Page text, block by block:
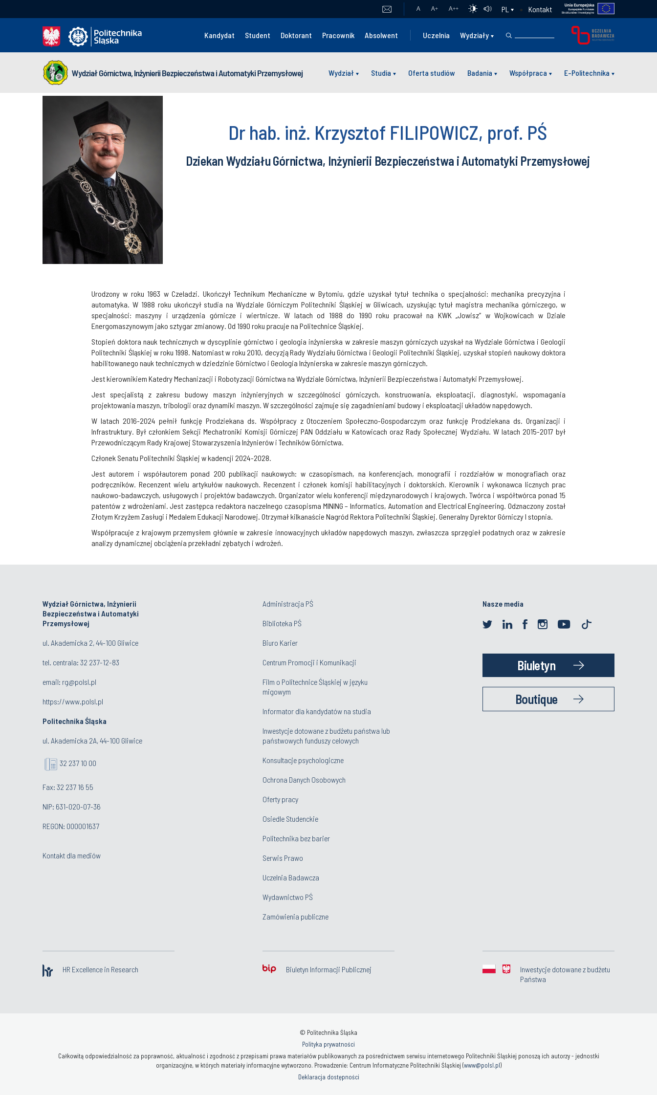
A A+ A++ PL Kontakt
Kandydat Student Doktorant Pracownik Absolwent Uczelnia Wydziały
Wydział Górnictwa, Inżynierii Bezpieczeństwa i Automatyki Przemysłowej Wydział Studia Oferta studiów Badania Współpraca E-Politechnika
Dr hab. inż. Krzysztof FILIPOWICZ, prof. PŚ
Dziekan Wydziału Górnictwa, Inżynierii Bezpieczeństwa i Automatyki Przemysłowej
Urodzony w roku 1963 w Czeladzi. Ukończył Technikum Mechaniczne w Bytomiu, gdzie uzyskał tytuł technika o specjalności: mechanika precyzyjna i
automatyka. W 1988 roku ukończył studia na Wydziale Górniczym Politechniki Śląskiej w Gliwicach, uzyskując tytuł magistra mechanika górniczego, w
specjalności: maszyny i urządzenia górnicze i wiertnicze. W latach od 1988 do 1990 roku pracował na KWK „Jowisz” w Wojkowicach w Dziale
Energomaszynowym jako sztygar zmianowy. Od 1990 roku pracuje na Politechnice Śląskiej.
Stopień doktora nauk technicznych w dyscyplinie górnictwo i geologia inżynierska w zakresie maszyn górniczych uzyskał na Wydziale Górnictwa i Geologii
Politechniki Śląskiej w roku 1998. Natomiast w roku 2010, decyzją Rady Wydziału Górnictwa i Geologii Politechniki Śląskiej, uzyskał stopień naukowy doktora
habilitowanego nauk technicznych w dziedzinie Górnictwo i Geologia Inżynierska w zakresie maszyn górniczych.
Jest kierownikiem Katedry Mechanizacji i Robotyzacji Górnictwa na Wydziale Górnictwa, Inżynierii Bezpieczeństwa i Automatyki Przemysłowej.
Jest specjalistą z zakresu budowy maszyn inżynieryjnych w szczególności górniczych, konstruowania, eksploatacji, diagnostyki, wspomagania
projektowania maszyn, tribologii oraz dynamiki maszyn. W szczególności zajmuje się zagadnieniami budowy i eksploatacji układów napędowych.
W latach 2016-2024 pełnił funkcję Prodziekana ds. Współpracy z Otoczeniem Społeczno-Gospodarczym oraz funkcję Prodziekana ds. Organizacji i
Infrastruktury. Był członkiem Sekcji Mechatroniki Komisji Górniczej PAN Oddziału w Katowicach oraz Rady Społecznej Wydziału. W latach 2015-2017 był
Przewodniczącym Rady Krajowej Stowarzyszenia Inżynierów i Techników Górnictwa.
Członek Senatu Politechniki Śląskiej w kadencji 2024-2028.
Jest autorem i współautorem ponad 200 publikacji naukowych: w czasopismach, na konferencjach, monografii i rozdziałów w monografiach oraz
podręczników. Recenzent wielu artykułów naukowych. Recenzent i członek komisji habilitacyjnych i doktorskich. Kierownik i wykonawca licznych prac
naukowo-badawczych, usługowych i projektów badawczych. Organizator wielu konferencji międzynarodowych i krajowych. Twórca i współtwórca ponad 15
patentów z wdrożeniami. Jest zastępca redaktora naczelnego czasopisma MINING – Informatics, Automation and Electrical Engineering. Odznaczony został
Złotym Krzyżem Zasługi i Medalem Edukacji Narodowej. Otrzymał kilkanaście Nagród Rektora Politechniki Śląskiej. Generalny Dyrektor Górniczy I stopnia.
Współpracuje z krajowym przemysłem głównie w zakresie innowacyjnych układów napędowych maszyn, zwłaszcza sprzęgieł podatnych oraz w zakresie
analizy dynamicznej obciążenia przekładni zębatych i wdrożeń.
Wydział Górnictwa, Inżynierii
Bezpieczeństwa i Automatyki
Przemysłowej
ul. Akademicka 2, 44-100 Gliwice
tel. centrala: 32 237-12-83
email: rg@polsl.pl
https://www.polsl.pl
Politechnika Śląska
ul. Akademicka 2A, 44-100 Gliwice
32 237 10 00
Fax: 32 237 16 55
NIP: 631-020-07-36
REGON: 000001637
Kontakt dla mediów
Administracja PŚ
Biblioteka PŚ
Biuro Karier
Centrum Promocji i Komunikacji
Film o Politechnice Śląskiej w języku
migowym
Informator dla kandydatów na studia
Inwestycje dotowane z budżetu państwa lub
państwowych funduszy celowych
Konsultacje psychologiczne
Ochrona Danych Osobowych
Oferty pracy
Osiedle Studenckie
Politechnika bez barier
Serwis Prawo
Uczelnia Badawcza
Wydawnictwo PŚ
Zamówienia publiczne
Nasze media
Biuletyn
Boutique
HR Excellence in Research Biuletyn Informacji Publicznej
Inwestycje dotowane z budżetu
Państwa
© Politechnika Śląska
Polityka prywatności
Całkowitą odpowiedzialność za poprawność, aktualność i zgodność z przepisami prawa materiałów publikowanych za pośrednictwem serwisu internetowego Politechniki Śląskiej ponoszą ich autorzy - jednostki
organizacyjne, w których materiały informacyjne wytworzono. Prowadzenie: Centrum Informatyczne Politechniki Śląskiej (www@polsl.pl)
Deklaracja dostępności